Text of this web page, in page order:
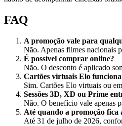
FAQ
A promoção vale para
Não. Apenas filmes nacionais
É possível comprar online?
Não. O desconto é aplicado
Cartões virtuais Elo
Sim. Cartões Elo virtuais ou
Sessões 3D, XD ou Prime
Não. O benefício vale apenas
Até quando a promoção fica
Até 31 de julho de 2026,